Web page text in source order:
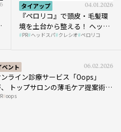
タイアップ 04.01.2026
『ペロリコ』で頭皮・毛髪環
境を土台から整える！ ヘッド
スパ比率1.5倍アップの秘策を
PR ヘッドスパ クレシオ ペロリコ
ベント 06.02.2026
ライン診療サービス「Oops」
トップサロンの薄毛ケア提案術を
で公開！
oops